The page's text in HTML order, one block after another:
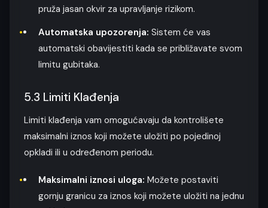
pruža jasan okvir za upravljanje rizikom.
Automatska upozorenja: Sistem će vas
automatski obavijestiti kada se približavate svom
limitu gubitaka.
5.3 Limiti Klađenja
Limiti klađenja vam omogućavaju da kontrolišete
maksimalni iznos koji možete uložiti po pojedinoj
opkladi ili u određenom periodu.
Maksimalni iznosi uloga: Možete postaviti
gornju granicu za iznos koji možete uložiti na jednu